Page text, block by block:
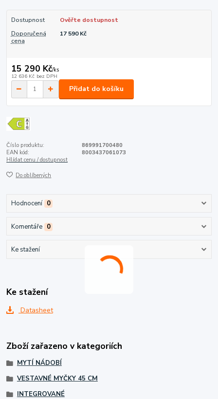
Dostupnost
Ověřte dostupnost
Doporučená
cena
17 590 Kč
15 290 Kč/ks
12 636 Kč bez DPH
Přidat do košíku
Číslo produktu:
869991700480
EAN kód:
8003437061073
Hlídat cenu / dostupnost
Do oblíbených
Hodnocení 0
Komentáře 0
Ke stažení
Ke stažení
Datasheet
Zboží zařazeno v kategoriích
MYTÍ NÁDOBÍ
VESTAVNÉ MYČKY 45 CM
INTEGROVANÉ